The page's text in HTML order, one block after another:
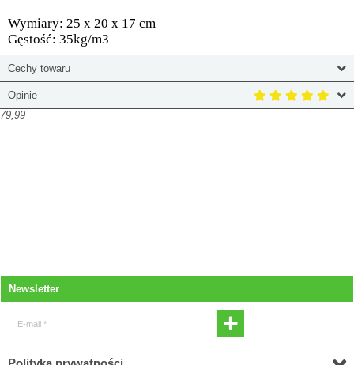
Wymiary: 25 x 20 x 17 cm
Gęstość: 35kg/m3
Cechy towaru
Opinie
79,99
Newsletter
E-mail *